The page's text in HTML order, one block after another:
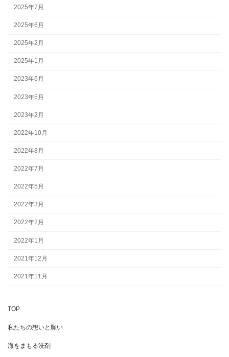
2025年7月
2025年6月
2025年2月
2025年1月
2023年6月
2023年5月
2023年2月
2022年10月
2022年8月
2022年7月
2022年5月
2022年3月
2022年2月
2022年1月
2021年12月
2021年11月
TOP
私たちの想いと願い
海をまもる洗剤